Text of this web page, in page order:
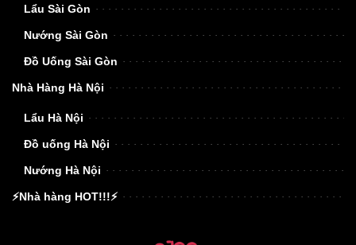
Lẩu Sài Gòn
Nướng Sài Gòn
Đồ Uống Sài Gòn
Nhà Hàng Hà Nội
Lẩu Hà Nội
Đồ uống Hà Nội
Nướng Hà Nội
⚡Nhà hàng HOT!!!⚡